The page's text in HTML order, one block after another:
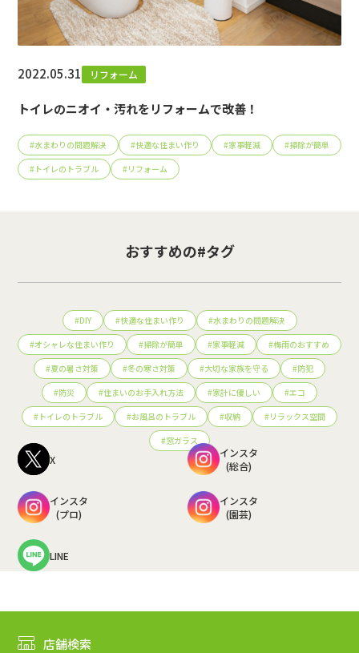
2022.05.31 リフォーム
トイレのニオイ・汚れをリフォームで改善！
#水まわりの問題解決 #快適な住まい作り #家事軽減 #掃除が簡単
# トイレのトラブル #リフォーム
おすすめの#タグ
#DIY #快適な住まい作り #水まわりの問題解決
#オシャレな住まい作り #掃除が簡単 #家事軽減 #梅雨のおすすめ
#夏の暑さ対策 #冬の寒さ対策 #大切な家族を守る #防犯
#防災 #住まいのお手入れ方法 #家計に優しい #エコ
# トイレのトラブル #お風呂のトラブル #収納 #リラックス空間
#窓ガラス
X
インスタ
(総合)
インスタ
(プロ)
インスタ
(園芸)
LINE
店舗検索